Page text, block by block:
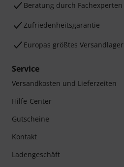
Beratung durch Fachexperten
Zufriedenheitsgarantie
Europas größtes Versandlager
Service
Versandkosten und Lieferzeiten
Hilfe-Center
Gutscheine
Kontakt
Ladengeschäft